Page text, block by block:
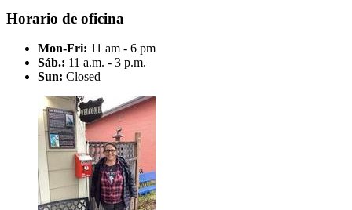
Horario de oficina
Mon-Fri: 11 am - 6 pm
Sáb.: 11 a.m. - 3 p.m.
Sun: Closed